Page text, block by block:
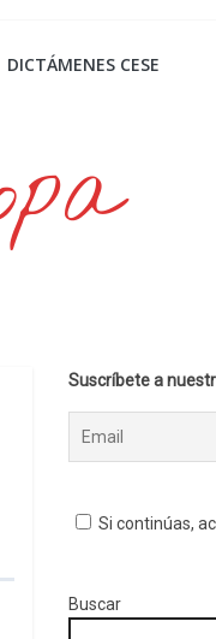
DICTÁMENES CESE
Suscríbete a
Si continúas,
Buscar